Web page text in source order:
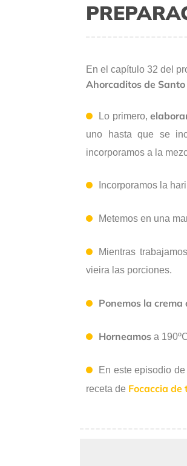
En el capítulo 32 del
Ahorcaditos de
Lo primero,
uno hasta que se
incorporamos a la
Incorporamos la
Metemos en una
Mientras
vieira las porciones.
Ponemos la crema
Horneamos a
En este episodio de
receta de Focaccia de